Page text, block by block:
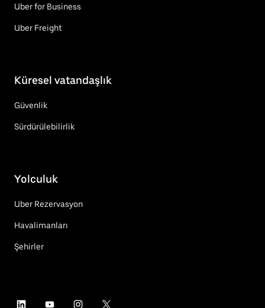
Uber for Business
Uber Freight
Küresel vatandaşlık
Güvenlik
Sürdürülebilirlik
Yolculuk
Uber Rezervasyon
Havalimanları
Şehirler